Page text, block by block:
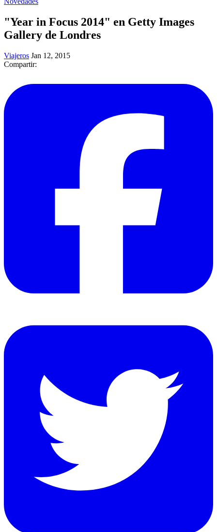
"Year in Focus 2014" en Getty Images
Gallery de Londres
Viajeros Jan 12, 2015
Compartir: